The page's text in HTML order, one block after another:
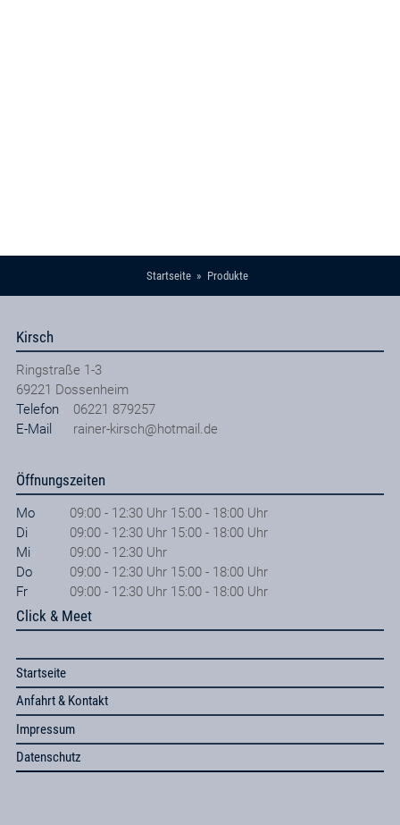
Startseite Produkte
Kirsch
Ringstraße 1-3
69221 Dossenheim
Telefon
06221 879257
E-Mail
rainer-kirsch@hotmail.de
Öffnungszeiten
Mo
09:00 - 12:30 Uhr 15:00 - 18:00 Uhr
Di
09:00 - 12:30 Uhr 15:00 - 18:00 Uhr
Mi
09:00 - 12:30 Uhr
Do
09:00 - 12:30 Uhr 15:00 - 18:00 Uhr
Fr
09:00 - 12:30 Uhr 15:00 - 18:00 Uhr
Click & Meet
Startseite
Anfahrt & Kontakt
Impressum
Datenschutz